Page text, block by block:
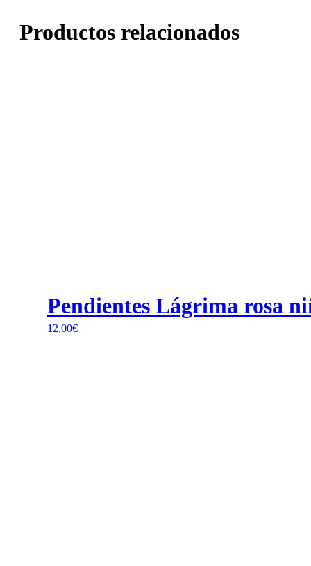
Productos relacionados
Pendientes Lágrima rosa
12,00€